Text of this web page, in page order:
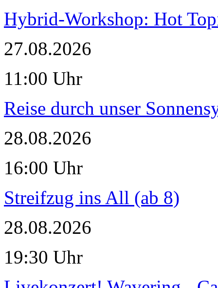
Hybrid-Workshop: Hot
27.08.2026
11:00 Uhr
Reise durch unser
28.08.2026
16:00 Uhr
Streifzug ins All (ab 8)
28.08.2026
19:30 Uhr